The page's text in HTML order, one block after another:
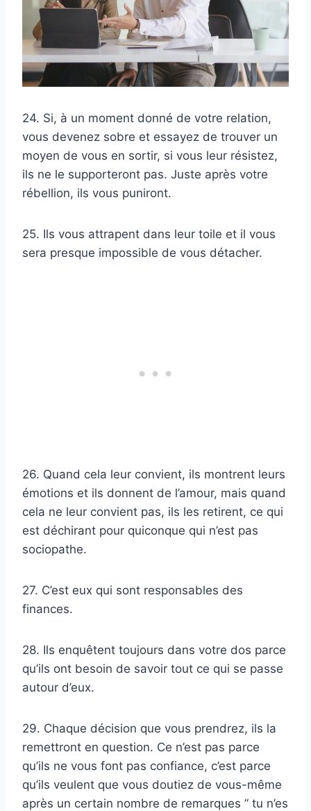
24. Si, à un moment donné de votre relation,
vous devenez sobre et essayez de trouver un
moyen de vous en sortir, si vous leur résistez,
ils ne le supporteront pas. Juste après votre
rébellion, ils vous puniront.
25. Ils vous attrapent dans leur toile et il vous
sera presque impossible de vous détacher.
26. Quand cela leur convient, ils montrent leurs
émotions et ils donnent de l’amour, mais quand
cela ne leur convient pas, ils les retirent, ce qui
est déchirant pour quiconque qui n’est pas
sociopathe.
27. C’est eux qui sont responsables des
finances.
28. Ils enquêtent toujours dans votre dos parce
qu’ils ont besoin de savoir tout ce qui se passe
autour d’eux.
29. Chaque décision que vous prendrez, ils la
remettront en question. Ce n’est pas parce
qu’ils ne vous font pas confiance, c’est parce
qu’ils veulent que vous doutiez de vous-même
après un certain nombre de remarques ” tu n’es